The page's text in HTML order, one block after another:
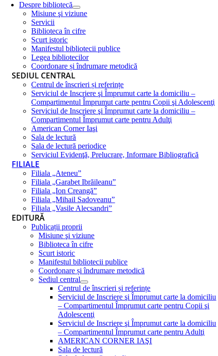
Despre bibliotecă
Misiune şi viziune
Servicii
Biblioteca în cifre
Scurt istoric
Manifestul bibliotecii publice
Legea bibliotecilor
Coordonare și îndrumare metodică
SEDIUL CENTRAL
Centrul de înscrieri și referințe
Serviciul de Inscriere şi Împrumut carte la domiciliu –
Compartimentul Împrumut carte pentru Copii şi Adolescenţi
Serviciul de Inscriere şi Împrumut carte la domiciliu –
Compartimentul Împrumut carte pentru Adulţi
American Corner Iaşi
Sala de lectură
Sala de lectură periodice
Serviciul Evidenţă, Prelucrare, Informare Bibliografică
FILIALE
Filiala „Ateneu”
Filiala „Garabet Ibrăileanu”
Filiala „Ion Creangă”
Filiala „Mihail Sadoveanu”
Filiala „Vasile Alecsandri”
EDITURĂ
Publicații proprii
Misiune şi viziune
Biblioteca în cifre
Scurt istoric
Manifestul bibliotecii publice
Coordonare și îndrumare metodică
Sediul central
Centrul de înscrieri și referințe
Serviciul de Inscriere şi Împrumut carte la domiciliu
– Compartimentul Împrumut carte pentru Copii şi
Adolescenţi
Serviciul de Inscriere şi Împrumut carte la domiciliu
– Compartimentul Împrumut carte pentru Adulţi
AMERICAN CORNER IAŞI
Sala de lectură